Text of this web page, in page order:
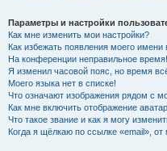
Параметры и настройки
Как мне изменить мои настройки?
Как избежать появления моего
На конференции неправильное время!
Я изменил часовой пояс, но время
Моего языка нет в списке!
Что означают изображения рядом с
Как мне включить отображение
Что такое звание и как я могу
Когда я щёлкаю по ссылке «email»,